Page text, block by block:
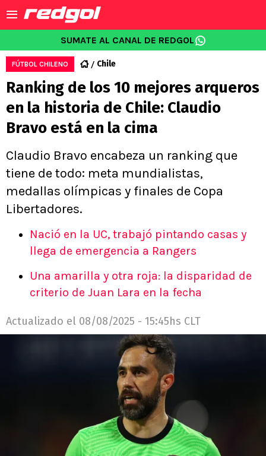
SUMATE AL CANAL DE REDGOL
FÚTBOL CHILENO Chile
Ranking de los 10 mejores arqueros
en la historia de Chile: Claudio
Bravo está en la cima
Claudio Bravo encabeza un ranking que
tiene de todo: meta mundialistas,
medallas olímpicas y finales de Copa
Libertadores.
Nació en la UC, trabajó pintando casas y
llega de emergencia a Rangers
Una amarilla y otra roja: la disparidad de
criterio de Juan Lara en la fecha
Actualizado el 08/08/2025 - 15:45hs CLT